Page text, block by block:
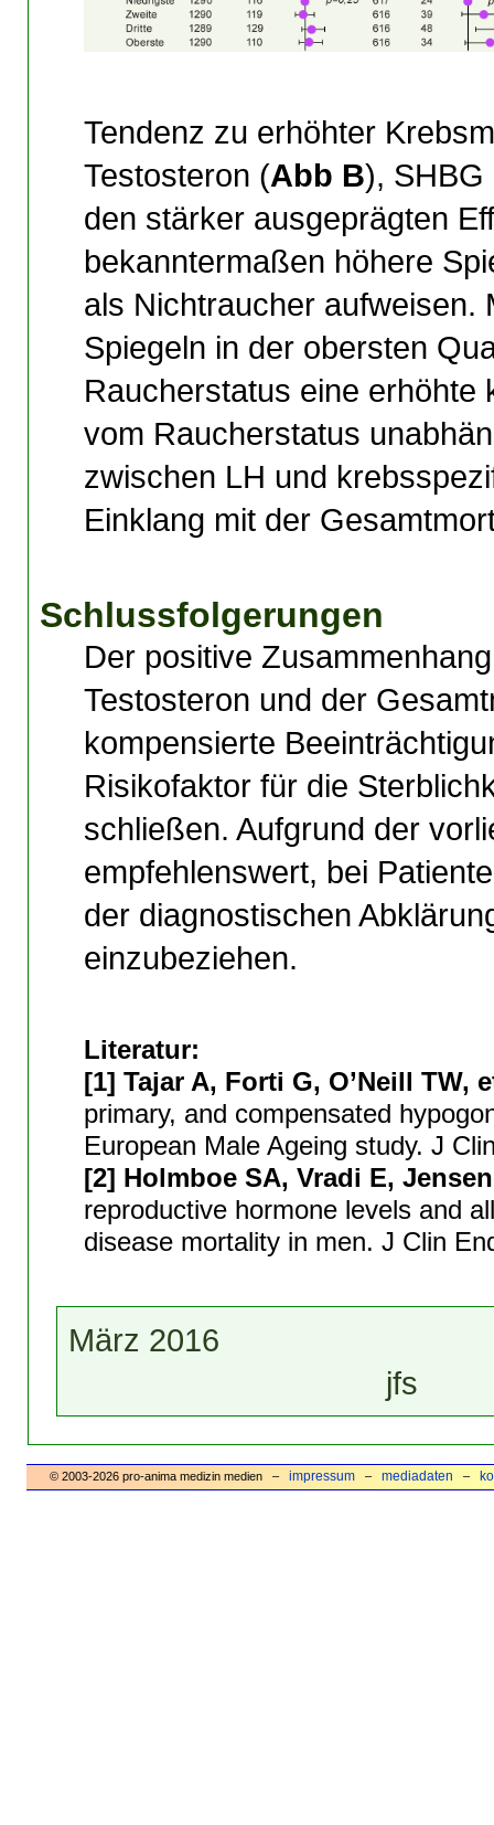
Tendenz zu erhöhter
Testosteron (Abb B), SHBG
den stärker ausgeprägten
bekanntermaßen höhere
als Nichtraucher aufweisen.
Spiegeln in der obersten
Raucherstatus eine erhöhte
vom Raucherstatus
zwischen LH und
Einklang mit der
Schlussfolgerungen
Der positive
Testosteron und der
kompensierte
Risikofaktor für die
schließen. Aufgrund der
empfehlenswert, bei
der diagnostischen
einzubeziehen.
Literatur:
[1] Tajar A, Forti G, O’Neill TW,
primary, and compen­sated
European Male Ageing study. J
[2] Holmboe SA, Vradi E,
reproductive hormone levels and
disease mortality in men. J Clin
März 2016
jfs
© 2003-2026 pro-anima medizin medien – impressum – mediadaten –